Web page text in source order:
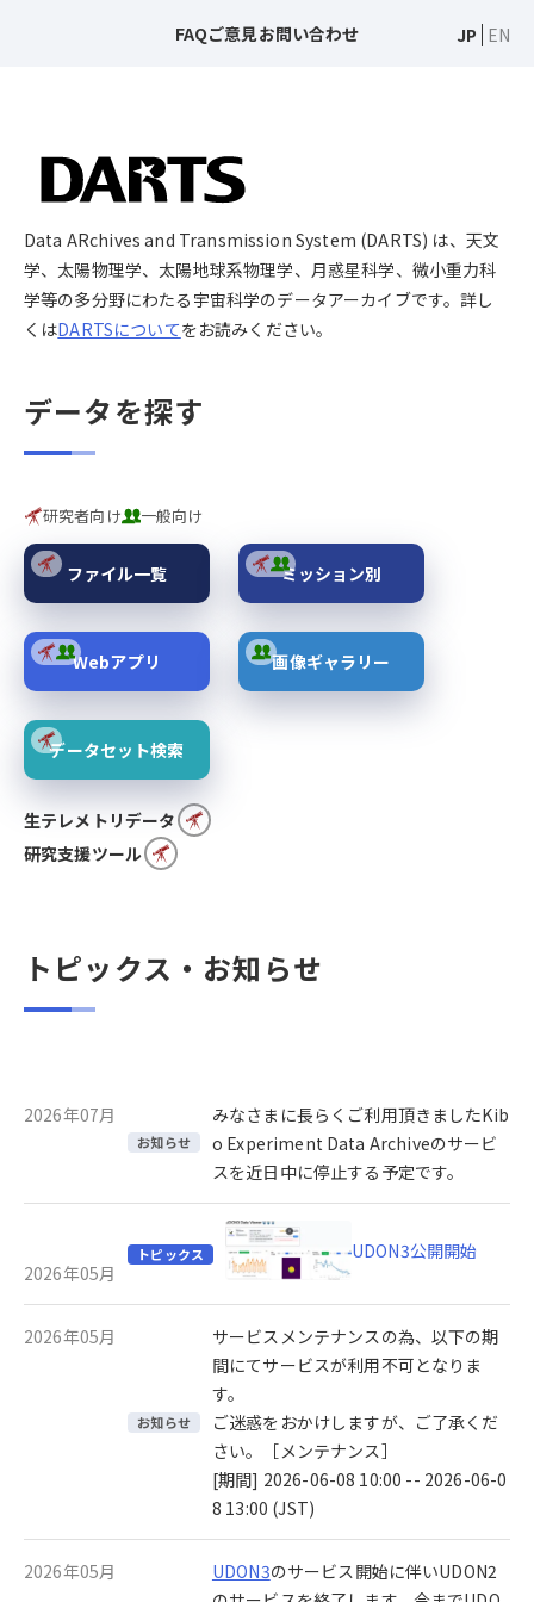
FAQご意見お問い合わせ JP EN
Data ARchives and Transmission System (DARTS) は、天文
学、太陽物理学、太陽地球系物理学、月惑星科学、微小重力科
学等の多分野にわたる宇宙科学のデータアーカイブです。詳し
くはDARTSについてをお読みください。
データを探す
研究者向け 一般向け
ファイル一覧 ミッション別
Webアプリ 画像ギャラリー
データセット検索
生テレメトリデータ
研究支援ツール
トピックス・お知らせ
2026年07月
お知らせ
みなさまに長らくご利用頂きましたKib
o Experiment Data Archiveのサービ
スを近日中に停止する予定です。
2026年05月
トピックス UDON3公開開始
2026年05月
お知らせ
サービスメンテナンスの為、以下の期
間にてサービスが利用不可となりま
す。
ご迷惑をおかけしますが、ご了承くだ
さい。［メンテナンス］
[期間] 2026-06-08 10:00 -- 2026-06-0
8 13:00 (JST)
2026年05月 UDON3のサービス開始に伴いUDON2